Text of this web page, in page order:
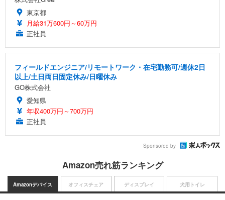
東京都
月給31万600円～60万円
正社員
フィールドエンジニア/リモートワーク・在宅勤務可/週休2日
以上/土日両日固定休み/日曜休み
GO株式会社
愛知県
年収400万円～700万円
正社員
Sponsored by
Amazon売れ筋ランキング
Amazonデバイス オフィスチェア ディスプレイ 犬用トイレ